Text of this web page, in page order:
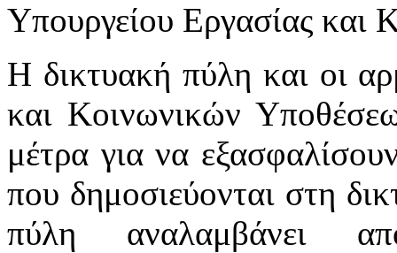
Υπουργείου Εργασίας και
Η δικτυακή πύλη και οι
και Κοινωνικών
μέτρα για να
που δημοσιεύονται στη
πύλη αναλαμβάνει